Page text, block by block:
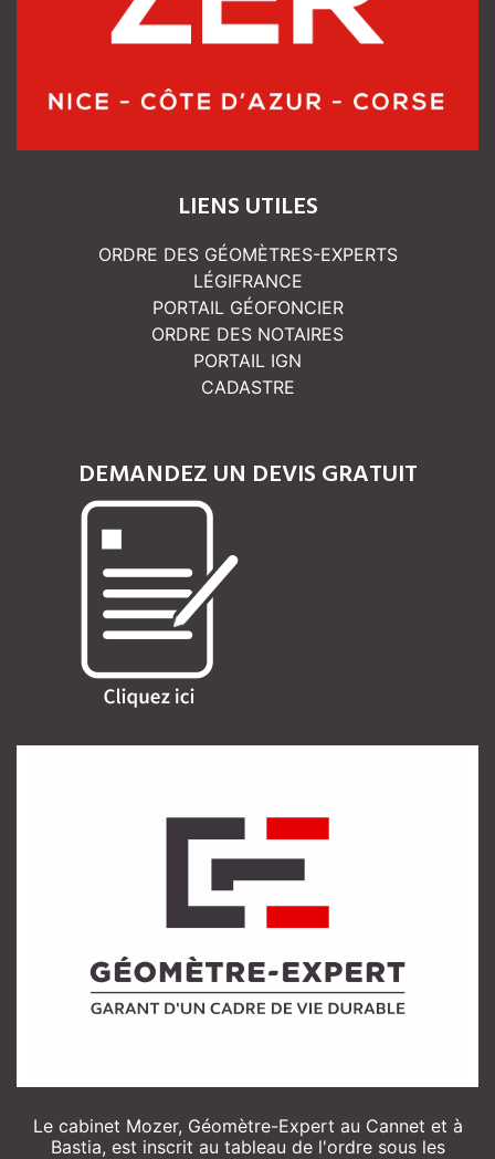
LIENS UTILES
ORDRE DES GÉOMÈTRES-EXPERTS
LÉGIFRANCE
PORTAIL GÉOFONCIER
ORDRE DES NOTAIRES
PORTAIL IGN
CADASTRE
DEMANDEZ UN DEVIS GRATUIT
Le cabinet Mozer, Géomètre-Expert au Cannet et à
Bastia, est inscrit au tableau de l'ordre sous les